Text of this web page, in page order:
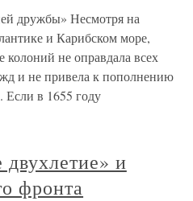
дружбы» Несмотря на
и Карибском море,
не оправдала всех
и не привела к пополнению
Если в 1655 году
и
фронта